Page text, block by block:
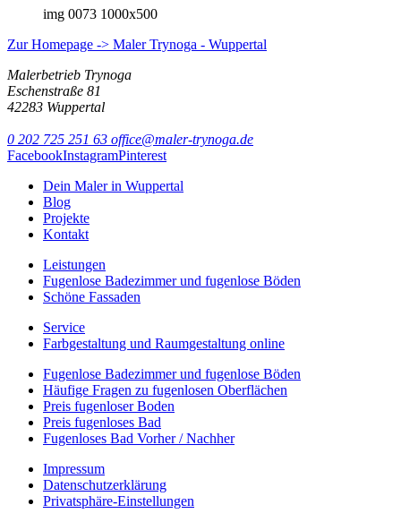
img 0073 1000x500
Zur Homepage -> Maler Trynoga - Wuppertal
Malerbetrieb Trynoga
Eschenstraße 81
42283 Wuppertal
0 202 725 251 63 office@maler-trynoga.de
FacebookInstagramPinterest
Dein Maler in Wuppertal
Blog
Projekte
Kontakt
Leistungen
Fugenlose Badezimmer und fugenlose Böden
Schöne Fassaden
Service
Farbgestaltung und Raumgestaltung online
Fugenlose Badezimmer und fugenlose Böden
Häufige Fragen zu fugenlosen Oberflächen
Preis fugenloser Boden
Preis fugenloses Bad
Fugenloses Bad Vorher / Nachher
Impressum
Datenschutzerklärung
Privatsphäre-Einstellungen